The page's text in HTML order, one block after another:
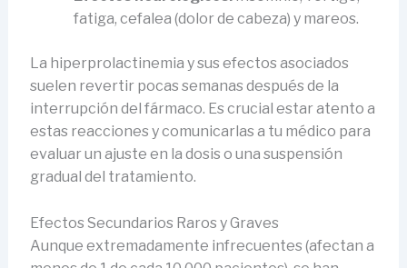
fatiga, cefalea (dolor de cabeza) y mareos.
La hiperprolactinemia y sus efectos asociados
suelen revertir pocas semanas después de la
interrupción del fármaco. Es crucial estar atento a
estas reacciones y comunicarlas a tu médico para
evaluar un ajuste en la dosis o una suspensión
gradual del tratamiento.
Efectos Secundarios Raros y Graves
Aunque extremadamente infrecuentes (afectan a